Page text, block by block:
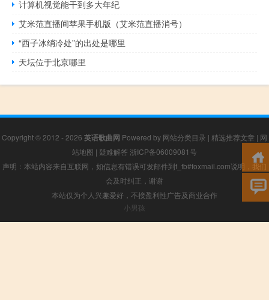
计算机视觉能干到多大年纪
艾米范直播间苹果手机版（艾米范直播消号）
“西子冰绡冷处”的出处是哪里
天坛位于北京哪里
Copyright © 2012 - 2026 英语歌曲网 Powered by 网站分类目录 | 精选推荐文章 | 网
站地图 | 疑难解答 浙ICP备06009081号
声明：本站内容来自互联网，如信息有错误可发邮件到f_fb#foxmail.com说明，我们
会及时纠正，谢谢
本站仅为个人兴趣爱好，不接盈利性广告及商业合作
小男孩